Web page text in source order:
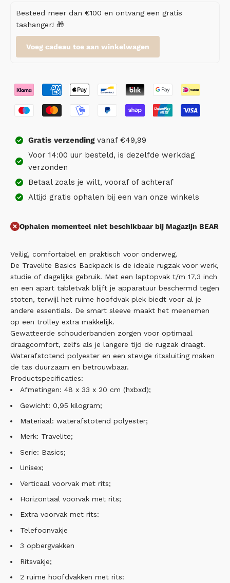
Besteed meer dan €100 en ontvang een gratis
tashanger! 🎁
Voeg cadeau toe aan winkelwagen
Gratis verzendingvanaf €49,99
Voor 14:00 uur besteld, is dezelfde werkdag
verzonden
Betaal zoals je wilt, vooraf of achteraf
Altijd gratis ophalen bij een van onze winkels
Ophalen momenteel niet beschikbaar bij Magazijn BEAR
Veilig, comfortabel en praktisch voor onderweg.
De Travelite Basics Backpack is de ideale rugzak voor werk,
studie of dagelijks gebruik. Met een laptopvak t/m 17,3 inch
en een apart tabletvak blijft je apparatuur beschermd tegen
stoten, terwijl het ruime hoofdvak plek biedt voor al je
andere essentials. De smart sleeve maakt het meenemen
op een trolley extra makkelijk.
Gewatteerde schouderbanden zorgen voor optimaal
draagcomfort, zelfs als je langere tijd de rugzak draagt.
Waterafstotend polyester en een stevige ritssluiting maken
de tas duurzaam en betrouwbaar.
Productspecificaties:
Afmetingen: 48 x 33 x 20 cm (hxbxd);
Gewicht: 0,95 kilogram;
Materiaal: waterafstotend polyester;
Merk: Travelite;
Serie: Basics;
Unisex;
Verticaal voorvak met rits;
Horizontaal voorvak met rits;
Extra voorvak met rits:
Telefoonvakje
3 opbergvakken
Ritsvakje;
2 ruime hoofdvakken met rits: